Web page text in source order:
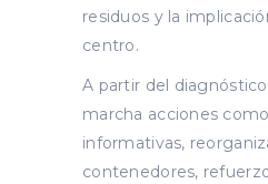
residuos y la
centro.
A partir del
marcha acciones
informativas,
contenedores,